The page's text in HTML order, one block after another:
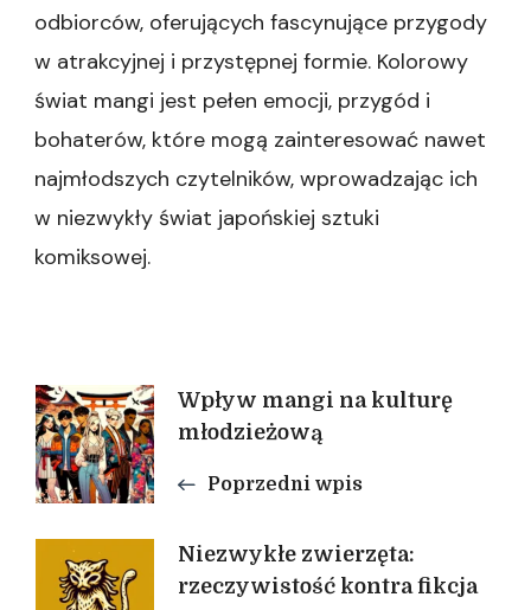
odbiorców, oferujących fascynujące przygody
w atrakcyjnej i przystępnej formie. Kolorowy
świat mangi jest pełen emocji, przygód i
bohaterów, które mogą zainteresować nawet
najmłodszych czytelników, wprowadzając ich
w niezwykły świat japońskiej sztuki
komiksowej.
Nawigacja
wpisu
Wpływ mangi na kulturę
młodzieżową
Poprzedni wpis
Niezwykłe zwierzęta:
rzeczywistość kontra fikcja